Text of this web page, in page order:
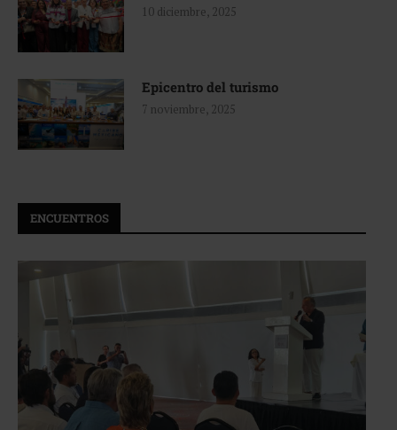
10 diciembre, 2025
Epicentro del turismo
7 noviembre, 2025
ENCUENTROS